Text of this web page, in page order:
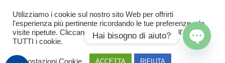
Via Palestro 11 00185 Roma - tel 06
42020755-9 federconsumatori@federconsumatori.it Ufficio stampa tel: 06
Utilizziamo i cookie sul nostro sito Web per offrirti
l'esperienza più pertinente ricordando le tue preferenze e le
visite ripetute. Cliccando su "Accetta" acconsenti all'uso di
TUTTI i cookie.
Impostazioni Cookie ACCETTA RIFIUTA
Hai bisogno di aiuto?